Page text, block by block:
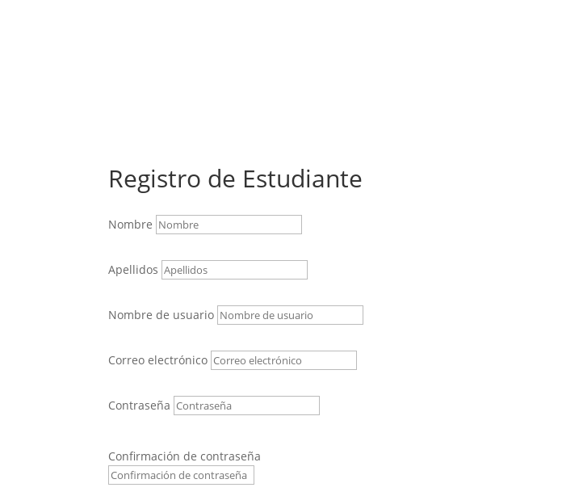
Registro de Estudiante
Nombre
Apellidos
Nombre de usuario
Correo electrónico
Contraseña
Confirmación de contraseña